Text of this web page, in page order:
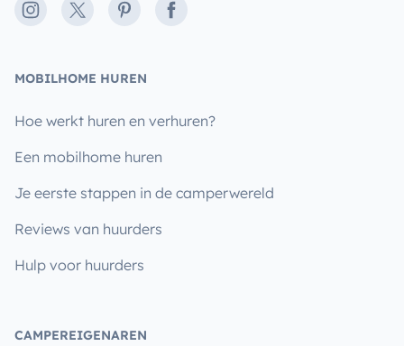
Instagram
X PinterestFacebook
MOBILHOME HUREN
Hoe werkt huren en verhuren?
Een mobilhome huren
Je eerste stappen in de camperwereld
Reviews van huurders
Hulp voor huurders
CAMPEREIGENAREN